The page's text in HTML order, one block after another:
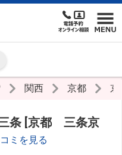
関西 京都 京
条 [京都 三条京
ミを見る